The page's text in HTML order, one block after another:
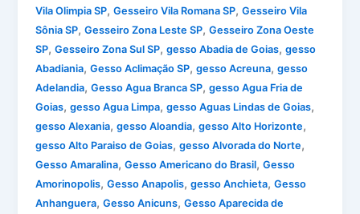
Vila Olimpia SP,Gesseiro Vila Romana SP,Gesseiro Vila
Sônia SP,Gesseiro Zona Leste SP,Gesseiro Zona Oeste
SP,Gesseiro Zona Sul SP,gesso Abadia de Goias,gesso
Abadiania,Gesso Aclimação SP,gesso Acreuna,gesso
Adelandia,Gesso Agua Branca SP,gesso Agua Fria de
Goias,gesso Agua Limpa,gesso Aguas Lindas de Goias,
gesso Alexania,gesso Aloandia,gesso Alto Horizonte,
gesso Alto Paraiso de Goias,gesso Alvorada do Norte,
Gesso Amaralina,Gesso Americano do Brasil,Gesso
Amorinopolis,Gesso Anapolis,gesso Anchieta,Gesso
Anhanguera,Gesso Anicuns,Gesso Aparecida de